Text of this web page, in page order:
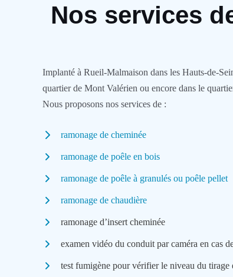
Nos services
Implanté à Rueil-Malmaison dans les Hauts-de-
quartier de Mont Valérien ou encore dans le
Nous proposons nos services de :
ramonage de cheminée
ramonage de poêle en bois
ramonage de poêle à granulés ou poêle pellet
ramonage de chaudière
ramonage d’insert cheminée
examen vidéo du conduit par caméra en cas
test fumigène pour vérifier le niveau du tirage